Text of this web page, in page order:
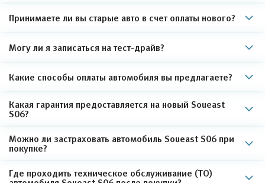
Принимаете ли вы старые авто в счет оплаты нового?
Могу ли я записаться на тест-драйв?
Какие способы оплаты автомобиля вы предлагаете?
Какая гарантия предоставляется на новый Soueast
S06?
Можно ли застраховать автомобиль Soueast S06 при
покупке?
Где проходить техническое обслуживание (ТО)